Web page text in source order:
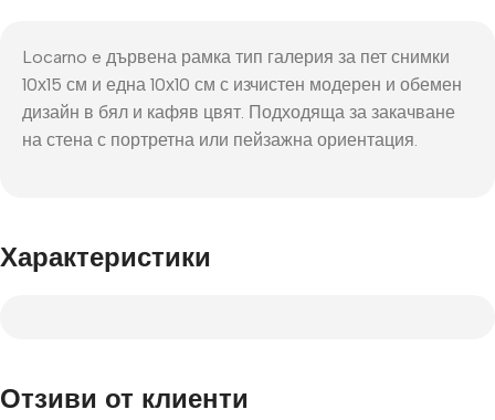
Locarno e дървена рамка тип галерия за пет снимки
10х15 см и една 10х10 см с изчистен модерен и обемен
дизайн в бял и кафяв цвят. Подходяща за закачване
на стена с портретна или пейзажна ориентация.
Характеристики
Отзиви от клиенти